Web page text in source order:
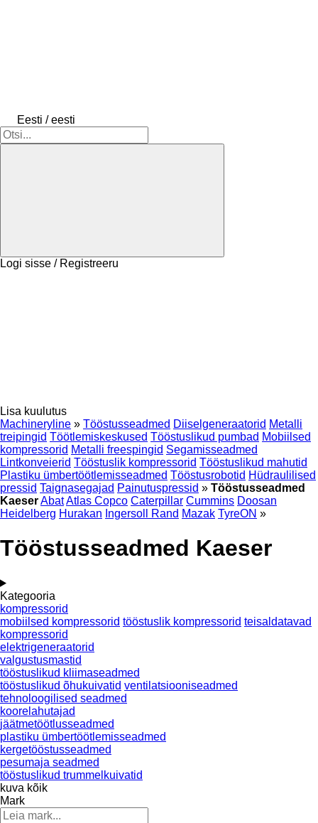
Eesti / eesti
Logi sisse / Registreeru
Lisa kuulutus
Machineryline » Tööstusseadmed Diiselgeneraatorid Metalli
treipingid Töötlemiskeskused Tööstuslikud pumbad Mobiilsed
kompressorid Metalli freespingid Segamisseadmed
Lintkonveierid Tööstuslik kompressorid Tööstuslikud mahutid
Plastiku ümbertöötlemisseadmed Tööstusrobotid Hüdraulilised
pressid Taignasegajad Painutuspressid » Tööstusseadmed
KaeserAbatAtlas Copco Caterpillar Cummins Doosan
Heidelberg Hurakan Ingersoll Rand Mazak TyreON »
Tööstusseadmed Kaeser
Kategooria
kompressorid
mobiilsed kompressorid tööstuslik kompressorid teisaldatavad
kompressorid
elektrigeneraatorid
valgustusmastid
tööstuslikud kliimaseadmed
tööstuslikud õhukuivatid ventilatsiooniseadmed
tehnoloogilised seadmed
koorelahutajad
jäätmetöötlusseadmed
plastiku ümbertöötlemisseadmed
kergetööstusseadmed
pesumaja seadmed
tööstuslikud trummelkuivatid
kuva kõik
Mark